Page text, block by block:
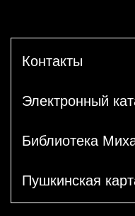
Контакты
Электронный
Библиотека
Пушкинская